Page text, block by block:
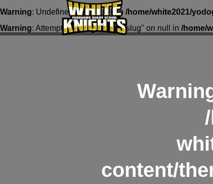
Warning: Undefined array key 0 in /home/white2021/
Warning: Attempt to read property "slug" on null in /home/
content/